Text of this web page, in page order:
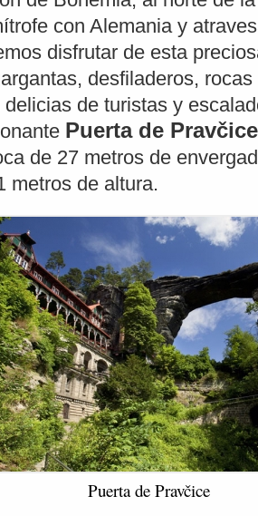
con Alemania y
disfrutar de esta
desfiladeros,
delicias de turistas y
Puerta de Pravčice
de 27 metros de
metros de altura.
Puerta de Pravčice